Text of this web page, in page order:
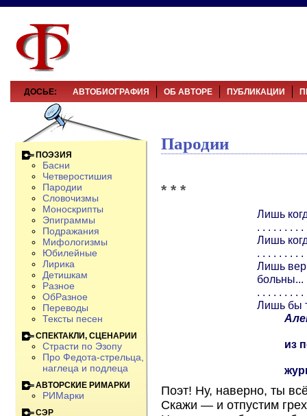
ДОСЬЕ: АВТОБИОГРАФИЯ ОБ АВТОРЕ ПУБЛИКАЦИИ
Пародии
* * *
Лишь
. . . . . . . . .
Лишь
. . . . . . . . .
Лишь
больны...
. . . . . . . . .
Лишь бы
из
Поэт! Ну, наверно, ты
Скажи — и отпустим
ПОЭЗИЯ
Басни
Четверостишия
Пародии
Словочизмы
Моноскрипты
Эпиграммы
Подражания
Мифологизмы
Юбилейные
Лирика
Детишкам
Разное
ОбРазное
Переводы
Тексты песен
СПЕКТАКЛИ, СЦЕНАРИИ
Страсти по Эзопу
Про Федота-стрельца,
наглеца и подлеца
АВТОРСКИЕ РИМАРКИ
РИМарки
СЭР